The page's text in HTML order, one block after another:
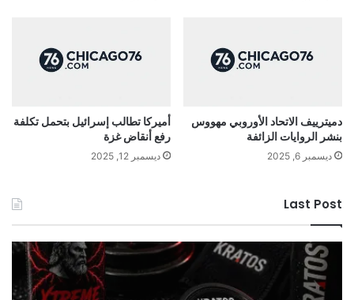
دميترييف الاتحاد الأوروبي مهووس
بنشر الروايات الزائفة
ديسمبر 6, 2025
أميركا تطالب إسرائيل بتحمل تكلفة
رفع أنقاض غزة
ديسمبر 12, 2025
Last Post